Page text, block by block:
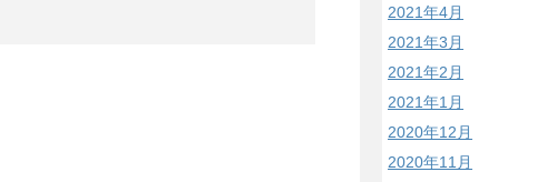
2021年4月
2021年3月
2021年2月
2021年1月
2020年12月
2020年11月